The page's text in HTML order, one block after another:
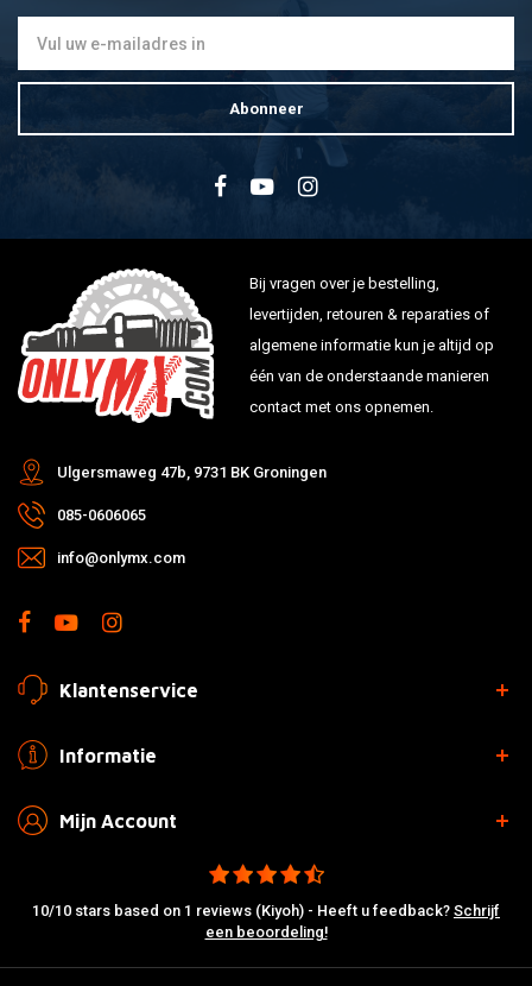
Abonneer
Bij vragen over je bestelling,
levertijden, retouren & reparaties of
algemene informatie kun je altijd op
één van de onderstaande manieren
contact met ons opnemen.
Ulgersmaweg 47b, 9731 BK Groningen
085-0606065
info@onlymx.com
Klantenservice
Informatie
Mijn Account
10/10 stars based on 1 reviews (Kiyoh) - Heeft u feedback? Schrijf
een beoordeling!